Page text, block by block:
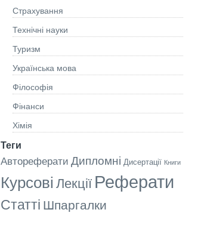
Страхування
Технічні науки
Туризм
Українська мова
Філософія
Фінанси
Хімія
Теги
Автореферати Дипломні Дисертації Книги
Курсові Лекції Реферати
Статті Шпаргалки